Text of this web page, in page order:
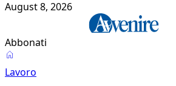
August 8, 2026
Abbonati
Lavoro